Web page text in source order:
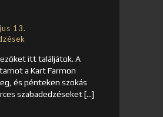
13.
itt találjátok. A
a Kart Farmon
és pénteken szokás
szabadedzéseket […]